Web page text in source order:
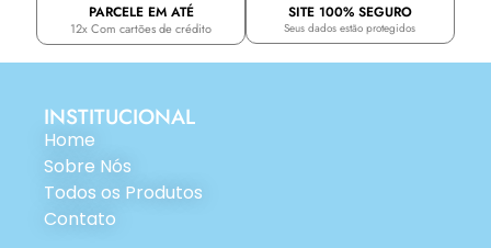
PARCELE EM ATÉ
12x Com cartões de crédito
SITE 100% SEGURO
Seus dados estão protegidos
INSTITUCIONAL
Home
Sobre Nós
Todos os Produtos
Contato